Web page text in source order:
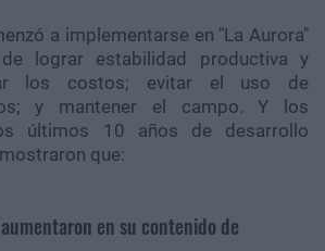
a implementarse en "La Aurora"
lograr estabilidad productiva y
los costos; evitar el uso de
y mantener el campo. Y los
últimos 10 años de desarrollo
que:
en su contenido de